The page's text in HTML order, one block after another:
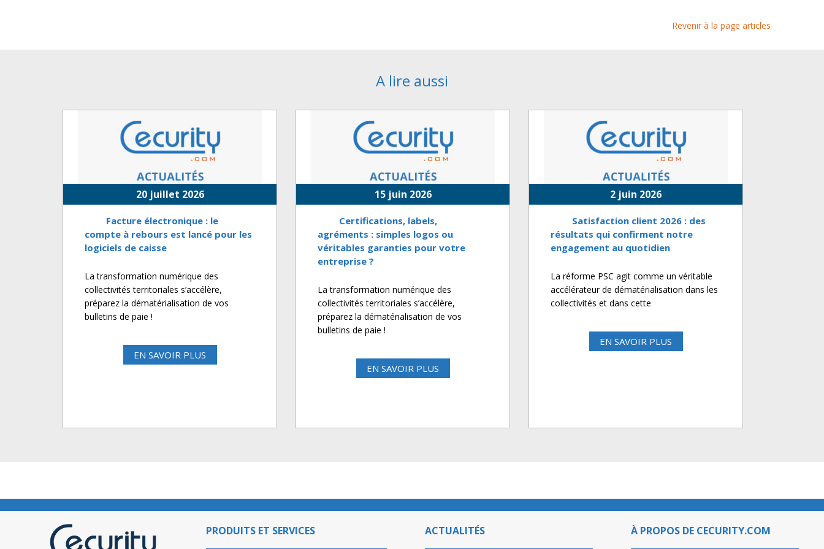
Revenir à la page articles
A lire aussi
20 juillet 2026
Facture électronique : le
compte à rebours est lancé pour les
logiciels de caisse
La transformation numérique des
collectivités territoriales s’accélère,
préparez la dématérialisation de vos
bulletins de paie !
EN SAVOIR PLUS
15 juin 2026
Certifications, labels,
agréments : simples logos ou
véritables garanties pour votre
entreprise ?
La transformation numérique des
collectivités territoriales s’accélère,
préparez la dématérialisation de vos
bulletins de paie !
EN SAVOIR PLUS
2 juin 2026
Satisfaction client 2026 : des
résultats qui confirment notre
engagement au quotidien
La réforme PSC agit comme un véritable
accélérateur de dématérialisation dans les
collectivités et dans cette
EN SAVOIR PLUS
PRODUITS ET SERVICES ACTUALITÉS À PROPOS DE CECURITY.COM